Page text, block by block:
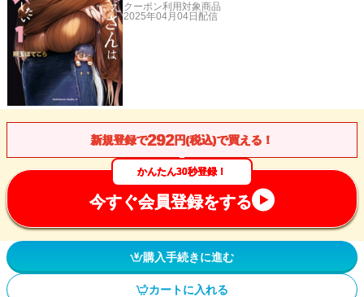
クーポン利用対象商品
2025年04月04日 配信
新規登録で292円(税込)で買える！
かんたん30秒登録！
今すぐ会員登録をする
購入手続きに進む
カートに入れる